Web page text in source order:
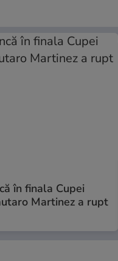
în finala Cupei
Martinez a rupt